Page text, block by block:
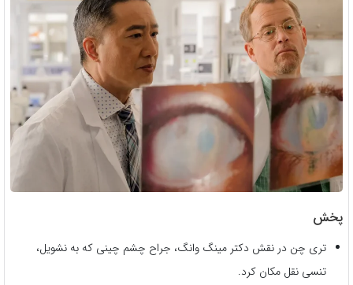
پخش
تری چن در نقش دکتر مینگ وانگ، جراح چشم چینی که به نشویل،
تنسی نقل مکان کرد.